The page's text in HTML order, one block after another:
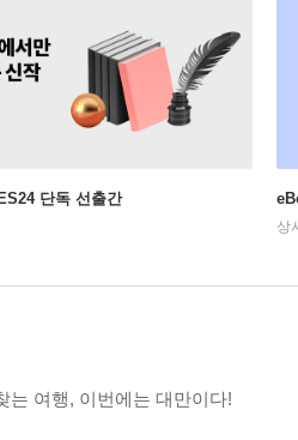
단독 선출간
상
는 여행, 이번에는 대만이다!